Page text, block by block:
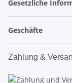
Gesetzliche
Geschäfte
Zahlung &